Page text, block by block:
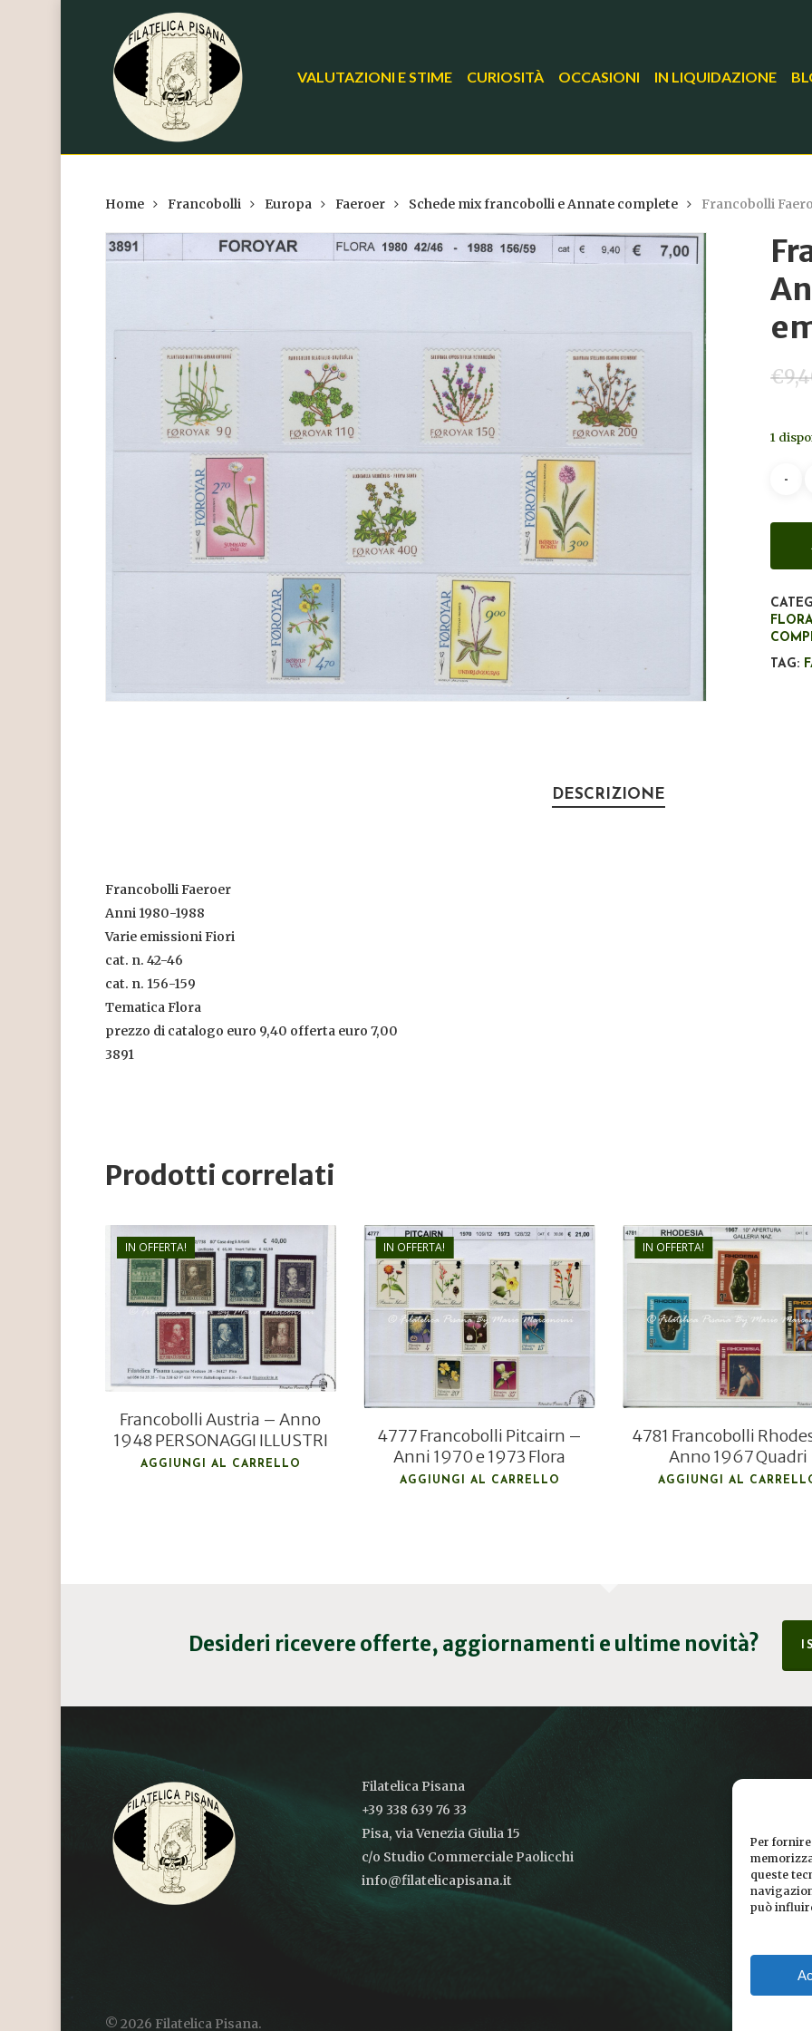
Per
queste
può
Hit enter to search or ESC to close
VALUTAZIONI E STIME CURIOSITÀ OCCASIONI IN LIQUIDAZIONE
Home Francobolli Europa Faeroer Schede mix francobolli e Annate complete Francobolli
€
1
TAG:
DESCRIZIONE
Francobolli Faeroer
Anni 1980-1988
Varie emissioni Fiori
cat. n. 42-46
cat. n. 156-159
Tematica Flora
prezzo di catalogo euro 9,40 offerta euro 7,00
3891
Prodotti correlati
IN OFFERTA!
€40,00
€28,00
Francobolli Austria – Anno
1948 PERSONAGGI ILLUSTRI
AGGIUNGI AL CARRELLO
IN OFFERTA!
€ 21,00
€15,00
4777 Francobolli Pitcairn –
Anni 1970 e 1973 Flora
AGGIUNGI AL CARRELLO
IN OFFERTA!
€6,00
€4,00
4781 Francobolli
Anno 1967 Quadri
AGGIUNGI AL
Desideri ricevere offerte, aggiornamenti e ultime novità?
Filatelica Pisana
+39 338 639 76 33
Pisa, via Venezia Giulia 15
c/o Studio Commerciale Paolicchi
info@filatelicapisana.it
© 2026 Filatelica Pisana.